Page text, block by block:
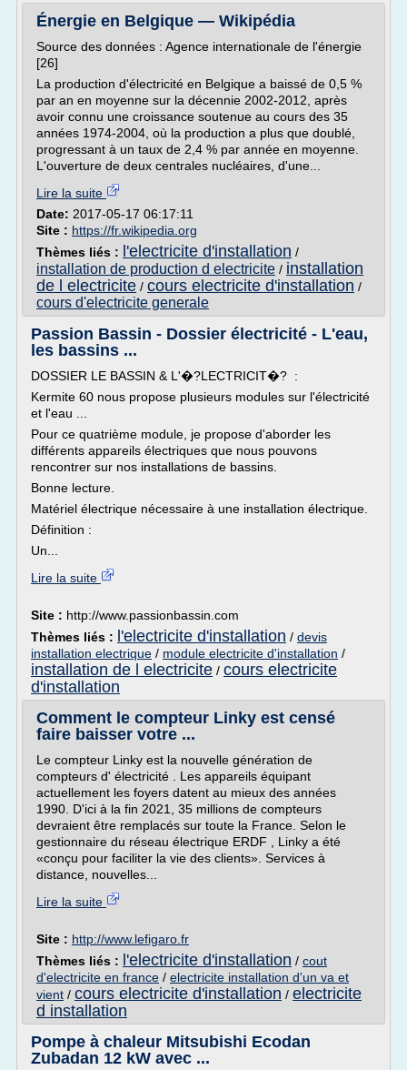
Énergie en Belgique — Wikipédia
Source des données : Agence internationale de l'énergie
[26]
La production d'électricité en Belgique a baissé de 0,5 %
par an en moyenne sur la décennie 2002-2012, après
avoir connu une croissance soutenue au cours des 35
années 1974-2004, où la production a plus que doublé,
progressant à un taux de 2,4 % par année en moyenne.
L'ouverture de deux centrales nucléaires, d'une...
Lire la suite
Date: 2017-05-17 06:17:11
Site : https://fr.wikipedia.org
Thèmes liés :
l'electricite d'installation /
installation de production d electricite / installation
de l electricite / cours electricite d'installation /
cours d'electricite generale
Passion Bassin - Dossier électricité - L'eau,
les bassins ...
DOSSIER LE BASSIN & L'�?LECTRICIT�? :
Kermite 60 nous propose plusieurs modules sur l'électricité
et l'eau ...
Pour ce quatrième module, je propose d'aborder les
différents appareils électriques que nous pouvons
rencontrer sur nos installations de bassins.
Bonne lecture.
Matériel électrique nécessaire à une installation électrique.
Définition :
Un...
Lire la suite
Site : http://www.passionbassin.com
Thèmes liés :
l'electricite d'installation / devis
installation electrique / module electricite d'installation /
installation de l electricite / cours electricite
d'installation
Comment le compteur Linky est censé
faire baisser votre ...
Le compteur Linky est la nouvelle génération de
compteurs d' électricité . Les appareils équipant
actuellement les foyers datent au mieux des années
1990. D'ici à la fin 2021, 35 millions de compteurs
devraient être remplacés sur toute la France. Selon le
gestionnaire du réseau électrique ERDF , Linky a été
«conçu pour faciliter la vie des clients». Services à
distance, nouvelles...
Lire la suite
Site : http://www.lefigaro.fr
Thèmes liés :
l'electricite d'installation / cout
d'electricite en france / electricite installation d'un va et
vient / cours electricite d'installation / electricite
d installation
Pompe à chaleur Mitsubishi Ecodan
Zubadan 12 kW avec ...